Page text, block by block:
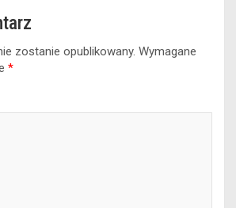
zostanie opublikowany. Wymagane
*